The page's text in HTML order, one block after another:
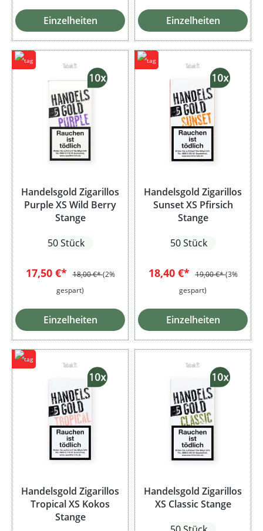
Einzelheiten Einzelheiten
Handelsgold Zigarillos
Purple XS Wild Berry
Stange
50 Stück
17,50 €* 18,00 €*(2%
gespart)
Einzelheiten
Handelsgold Zigarillos
Sunset XS Pfirsich
Stange
50 Stück
18,40 €* 19,00 €*(3%
gespart)
Einzelheiten
Handelsgold Zigarillos
Tropical XS Kokos
Stange
Handelsgold Zigarillos
XS Classic Stange